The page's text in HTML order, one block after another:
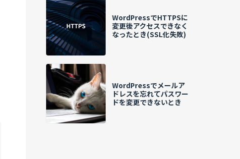
WordPressでHTTPSに
変更後アクセスできなく
なったとき(SSL化失敗)
WordPressでメールア
ドレスを忘れてパスワー
ドを変更できないとき